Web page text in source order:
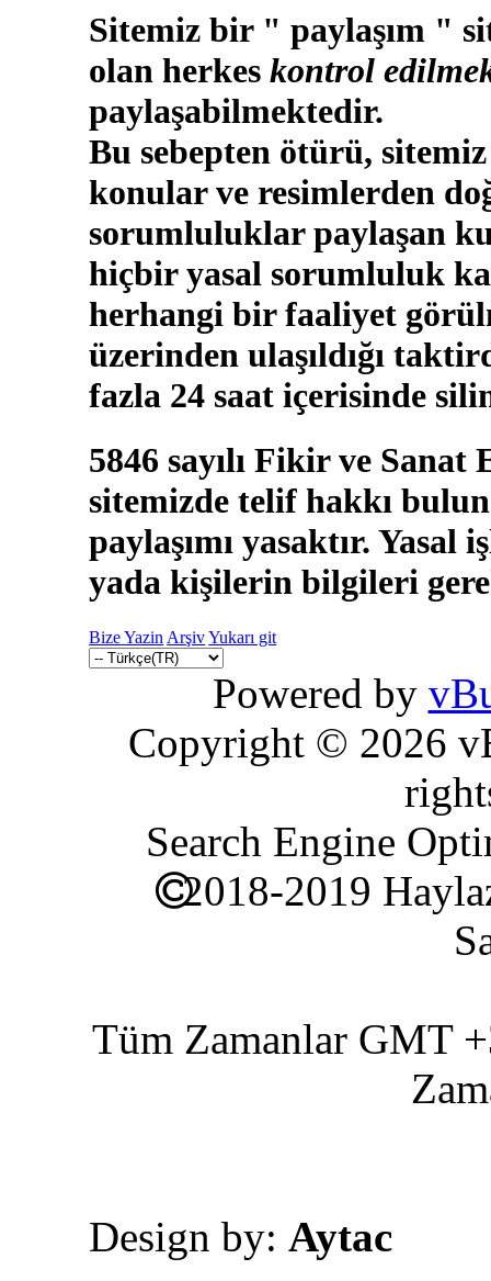
Sitemiz bir " paylaşım "
olan herkeskontrol
paylaşabilmektedir.
Bu sebepten ötürü,
konular ve resimlerden
sorumluluklar paylaşan
hiçbir yasal sorumluluk
herhangi bir faaliyet
üzerinden ulaşıldığı
fazla 24 saat içerisinde
5846 sayılı Fikir ve
sitemizde telif hakkı
paylaşımı yasaktır. Yasal
yada kişilerin bilgileri
Bize Yazin ArşivYukarı git
Powered by
Copyright © 2026
Search Engine
2018-2019
Tüm Zamanlar GMT
Design by: Aytac